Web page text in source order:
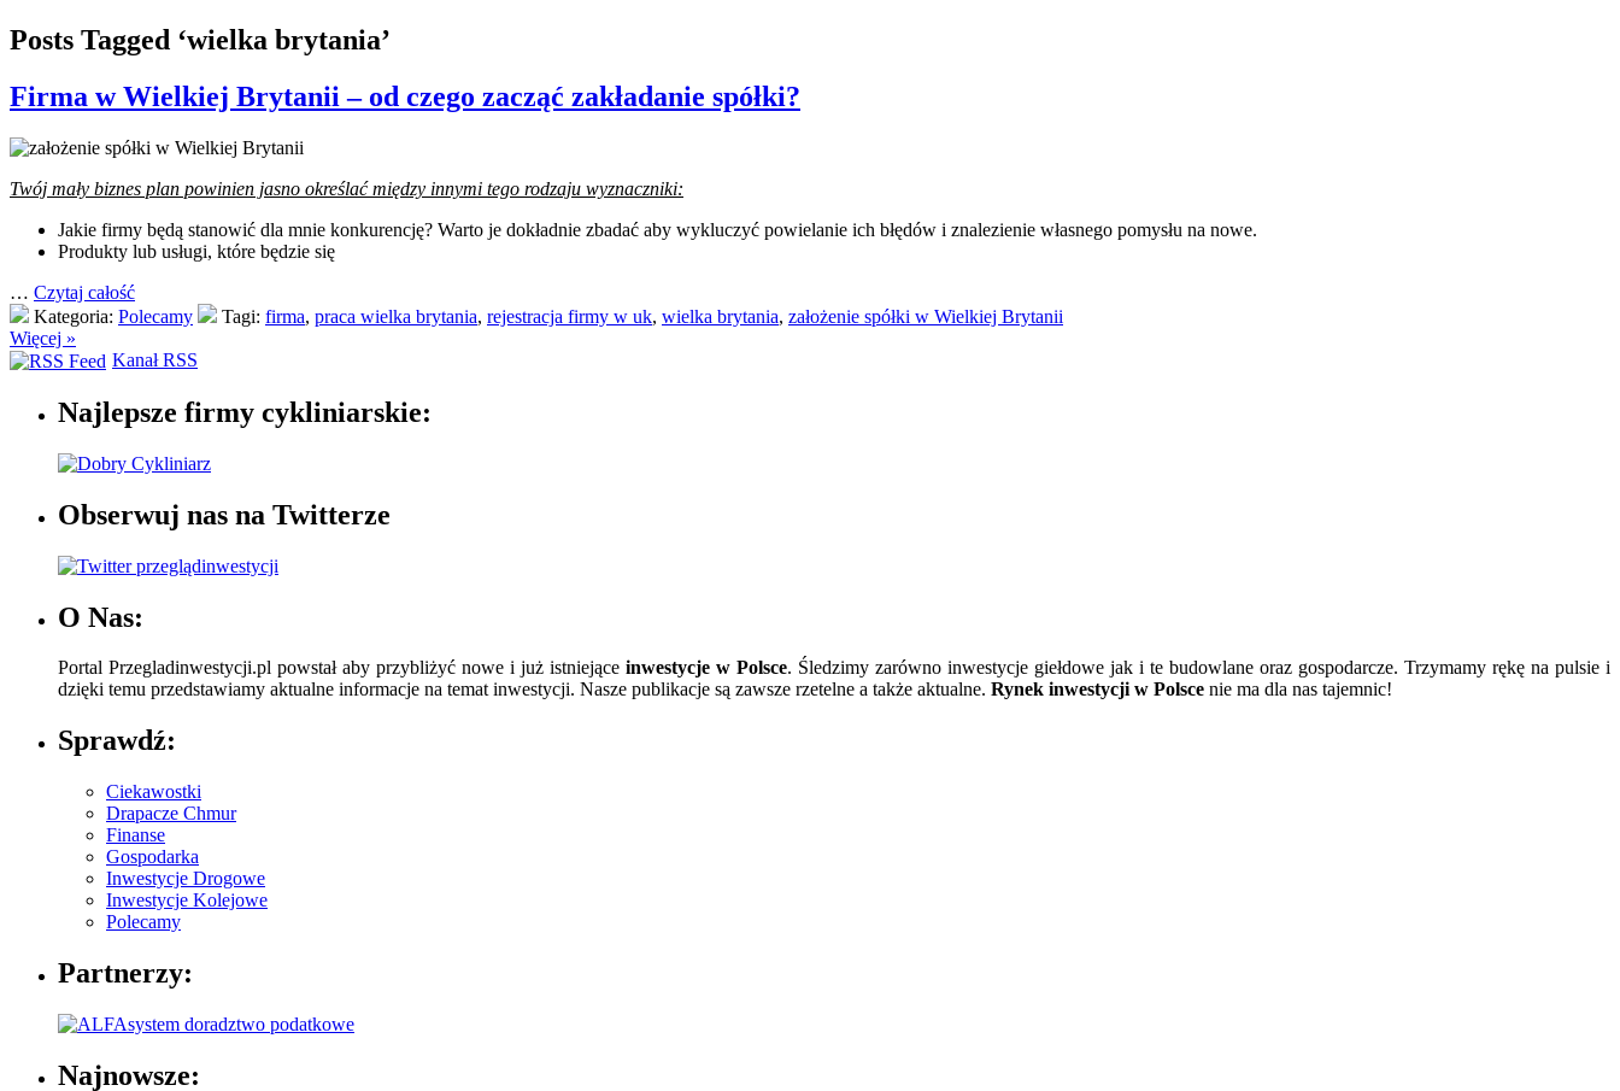
Posts Tagged ‘wielka brytania’
Firma w Wielkiej Brytanii – od czego zacząć zakładanie spółki?
Twój mały biznes plan powinien jasno określać między innymi tego rodzaju wyznaczniki:
Jakie firmy będą stanowić dla mnie konkurencję? Warto je dokładnie zbadać aby wykluczyć powielanie ich błędów i znalezienie własnego pomysłu na nowe.
Produkty lub usługi, które będzie się
… Czytaj całość
Kategoria: Polecamy Tagi: firma, praca wielka brytania, rejestracja firmy w uk, wielka brytania, założenie spółki w Wielkiej Brytanii
Więcej »
Kanał RSS
Najlepsze firmy cykliniarskie:
Obserwuj nas na Twitterze
O Nas:
Portal Przegladinwestycji.pl powstał aby przybliżyć nowe i już istniejące inwestycje w Polsce. Śledzimy zarówno inwestycje giełdowe jak i te budowlane oraz gospodarcze. Trzymamy rękę na pulsie i
dzięki temu przedstawiamy aktualne informacje na temat inwestycji. Nasze publikacje są zawsze rzetelne a także aktualne. Rynek inwestycji w Polsce nie ma dla nas tajemnic!
Sprawdź:
Ciekawostki
Drapacze Chmur
Finanse
Gospodarka
Inwestycje Drogowe
Inwestycje Kolejowe
Polecamy
Partnerzy:
Najnowsze: